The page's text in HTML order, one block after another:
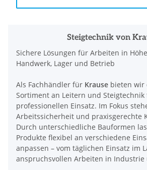
Steigtechnik von
Sichere Lösungen für Arbeiten in
Handwerk, Lager und Betrieb
Als Fachhändler für Krause bieten wir
Sortiment an Leitern und
professionellen Einsatz. Im Fokus
Arbeitssicherheit und praxisgerechte
Durch unterschiedliche Bauformen
Produkte flexibel an verschiedene
anpassen – vom täglichen Einsatz im
anspruchsvollen Arbeiten in Industrie